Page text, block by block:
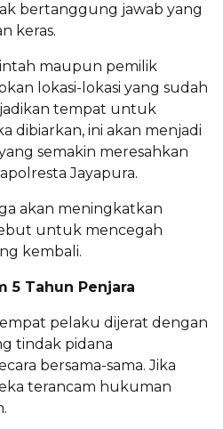
bertanggung jawab yang
keras.
maupun pemilik
lokasi-lokasi yang sudah
tempat untuk
dibiarkan, ini akan menjadi
semakin meresahkan
Jayapura.
akan meningkatkan
untuk mencegah
kembali.
5 Tahun Penjara
pelaku dijerat dengan
tindak pidana
bersama-sama. Jika
terancam hukuman